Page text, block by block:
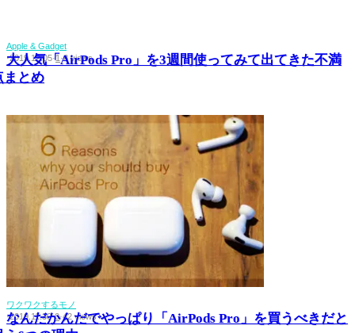
Apple & Gadget
·2019.12.05·1 ·8 views
大人気「AirPods Pro」を3週間使ってみて出てきた不満
まとめ
ワクワクするモノ
·2019.11.30·0·42 views
なんだかんだでやっぱり「AirPods Pro」を買うべきだと